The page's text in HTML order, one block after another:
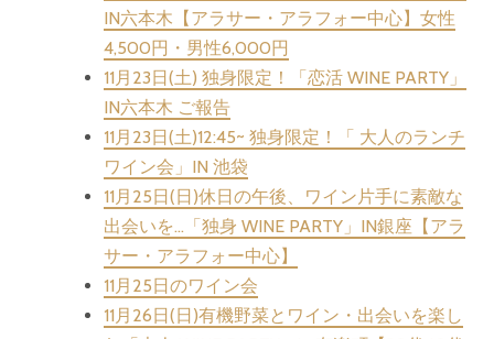
IN六本木【アラサー・アラフォー中心】女性
4,500円・男性6,000円
11月23日(土) 独身限定！「恋活 WINE PARTY」
IN六本木 ご報告
11月23日(土)12:45~ 独身限定！「 大人のランチ
ワイン会」IN 池袋
11月25日(日)休日の午後、ワイン片手に素敵な
出会いを…「独身 WINE PARTY」IN銀座【アラ
サー・アラフォー中心】
11月25日のワイン会
11月26日(日)有機野菜とワイン・出会いを楽し